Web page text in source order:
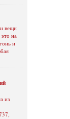
вещи
на
и
из